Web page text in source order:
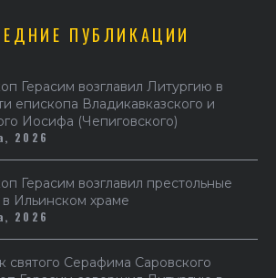
ПУБЛИКАЦИИ
Герасим возглавил Литургию в
епископа Владикавказского и
Иосифа (Чепиговского)
2026
Герасим возглавил престольные
Ильинском храме
2026
святого Серафима Саровского